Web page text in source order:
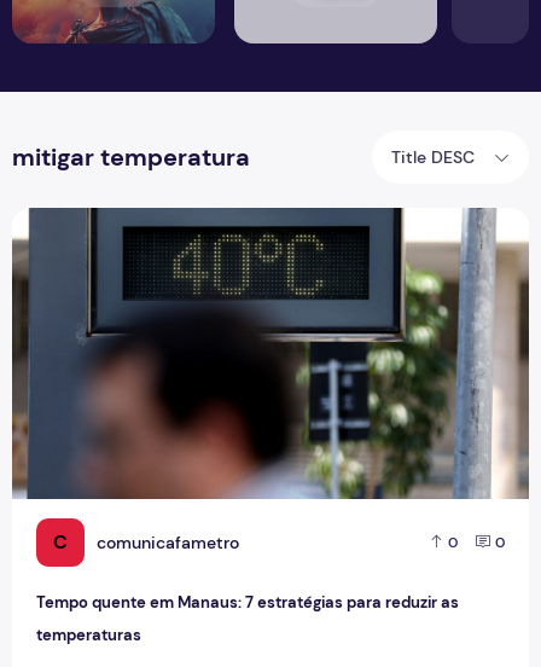
mitigar temperatura Title DESC
C comunicafametro 0 0
Tempo quente em Manaus: 7 estratégias para reduzir as
temperaturas
Tempo quente em Manaus: 7 estratégias para reduzir as